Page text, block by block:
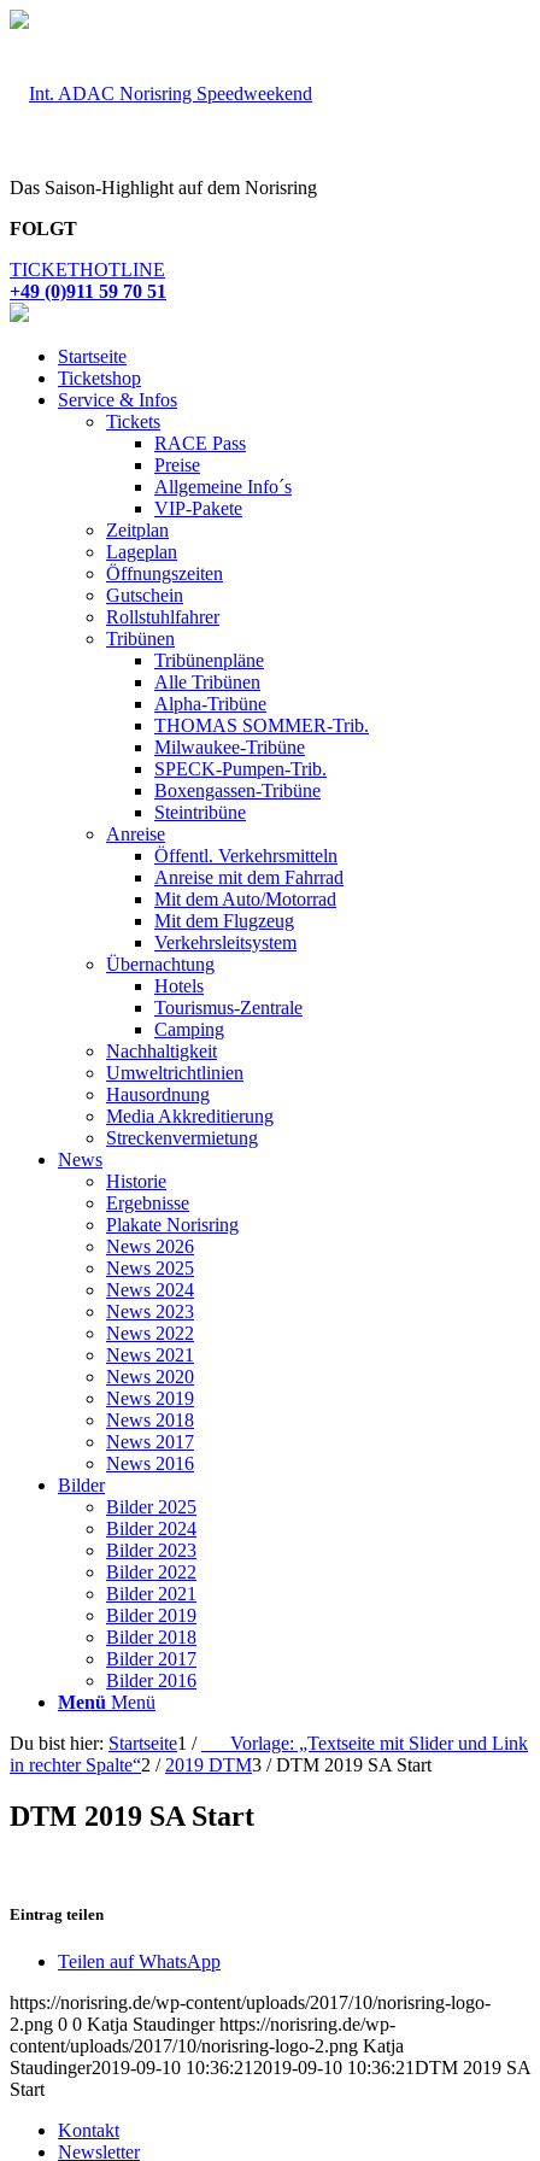
Das Saison-Highlight auf dem Norisring
FOLGT
TICKETHOTLINE
+49 (0)911 59 70 51
Startseite
Ticketshop
Service & Infos
Tickets
RACE Pass
Preise
Allgemeine Info´s
VIP-Pakete
Zeitplan
Lageplan
Öffnungszeiten
Gutschein
Rollstuhlfahrer
Tribünen
Tribünenpläne
Alle Tribünen
Alpha-Tribüne
THOMAS SOMMER-Trib.
Milwaukee-Tribüne
SPECK-Pumpen-Trib.
Boxengassen-Tribüne
Steintribüne
Anreise
Öffentl. Verkehrsmitteln
Anreise mit dem Fahrrad
Mit dem Auto/Motorrad
Mit dem Flugzeug
Verkehrsleitsystem
Übernachtung
Hotels
Tourismus-Zentrale
Camping
Nachhaltigkeit
Umweltrichtlinien
Hausordnung
Media Akkreditierung
Streckenvermietung
News
Historie
Ergebnisse
Plakate Norisring
News 2026
News 2025
News 2024
News 2023
News 2022
News 2021
News 2020
News 2019
News 2018
News 2017
News 2016
Bilder
Bilder 2025
Bilder 2024
Bilder 2023
Bilder 2022
Bilder 2021
Bilder 2019
Bilder 2018
Bilder 2017
Bilder 2016
Menü Menü
Du bist hier: Startseite1 /
___Vorlage: „Textseite mit Slider und Link
in rechter Spalte“2 / 2019 DTM3 / DTM 2019 SA Start
DTM 2019 SA Start
Eintrag teilen
Teilen auf WhatsApp
https://norisring.de/wp-content/uploads/2017/10/norisring-logo-
2.png 0 0 Katja Staudinger https://norisring.de/wp-
content/uploads/2017/10/norisring-logo-2.png Katja
Staudinger2019-09-10 10:36:21 2019-09-10 10:36:21DTM 2019 SA
Start
Kontakt
Newsletter